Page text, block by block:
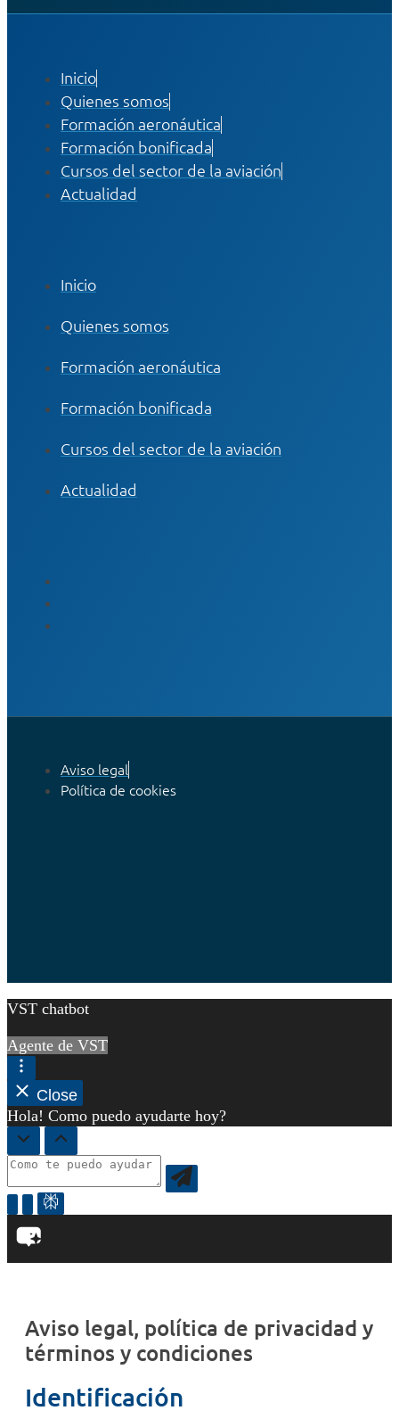
Inicio
Quienes somos
Formación aeronáutica
Formación bonificada
Cursos del sector de la aviación
Actualidad
Inicio
Quienes somos
Formación aeronáutica
Formación bonificada
Cursos del sector de la aviación
Actualidad
Aviso legal
Política de cookies
VST chatbot
Agente de VST
Close
Hola! Como puedo ayudarte hoy?
Aviso legal, política de privacidad y
términos y condiciones
Identificación